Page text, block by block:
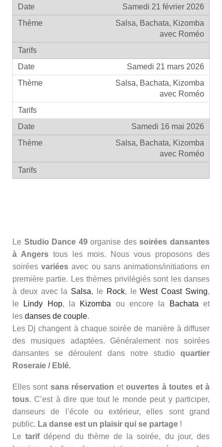
Samedi 21 février 2026
Salsa, Bachata, Kizomba
avec Roméo
Samedi 21 mars 2026
Salsa, Bachata, Kizomba
avec Roméo
Samedi 16 mai 2026
Salsa, Bachata, Kizomba
avec Roméo
Le Studio Dance 49organise dessoirées dansantes
à Angers tous les mois. Nous vous proposons des
soiréesvariées avec ou sans animations/initiations en
première partie. Les thèmes privilégiés sont les danses
à deux avec la Salsa, le Rock, leWest Coast Swing,
le
Lindy Hop, la Kizomba ou encore la Bachata et
les danses de couple.
Les Dj changent à chaque soirée de manière à diffuser
des musiques adaptées. Généralement nos soirées
dansantes se déroulent dans notre studio quartier
Roseraie / Eblé.
Elles sontsans réservation etouvertes à toutes et à
tous. C’est à dire que tout le monde peut y participer,
danseurs de l’école ou extérieur, elles sont grand
public. La danse est un plaisir qui se partage !
Letarifdépend du thème de la soirée, du jour, des